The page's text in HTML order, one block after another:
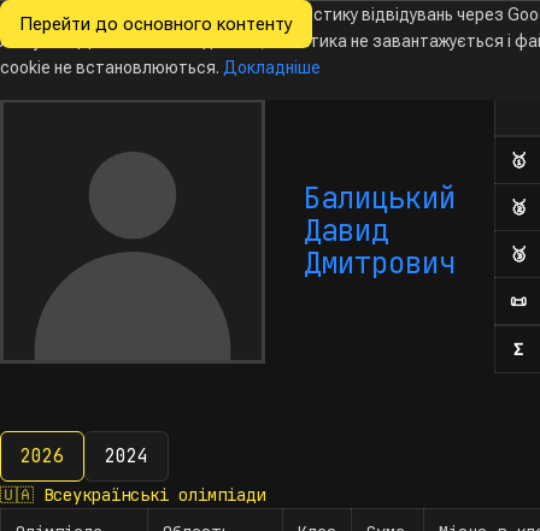
Перейти до основного контенту
Всеукраїнські
з інформатики
НовиниОлімпіадиКалендарБаза даних
Балицький
Давид
Дмитрович
🥇
🥈
🥉
📜
Σ
2026 2024
2026
🇺🇦 Всеукраїнські олімпіади
Ми хочемо збирати знеособлену статистику відвідувань через
Analytics. Доки ви не погодитесь, аналітика не завантажується і
cookie не встановлюються. Докладніше